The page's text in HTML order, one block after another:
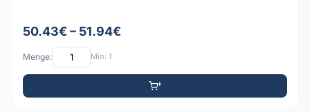
50.43€ – 51.94€
Menge: Min: 1